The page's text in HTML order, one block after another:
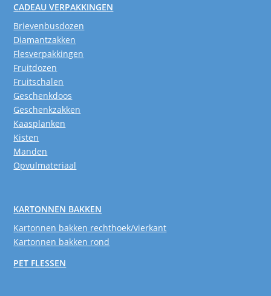
CADEAU VERPAKKINGEN
Brievenbusdozen
Diamantzakken
Flesverpakkingen
Fruitdozen
Fruitschalen
Geschenkdoos
Geschenkzakken
Kaasplanken
Kisten
Manden
Opvulmateriaal
KARTONNEN BAKKEN
Kartonnen bakken rechthoek/vierkant
Kartonnen bakken rond
PET FLESSEN